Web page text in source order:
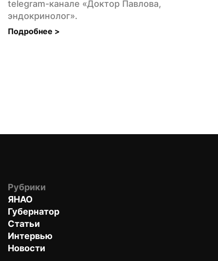
telegram-канале «Доктор Павлова,
эндокринолог».
Подробнее >
Рубрики
ЯНАО
Губернатор
Статьи
Интервью
Новости